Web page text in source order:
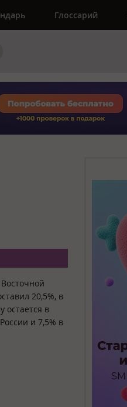
Глоссарий
20,5%, в
остается в
и 7,5% в